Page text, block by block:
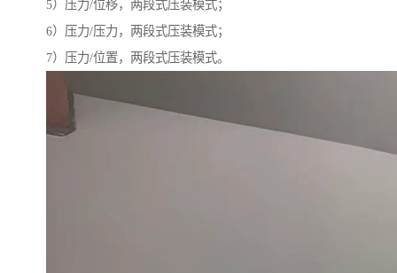
5）压力/位移，两段式压装模式；
6）压力/压力，两段式压装模式；
7）压力/位置，两段式压装模式。